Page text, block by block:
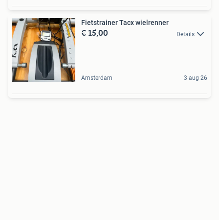
Fietstrainer Tacx wielrenner
€ 15,00 Details
Amsterdam 3 aug 26